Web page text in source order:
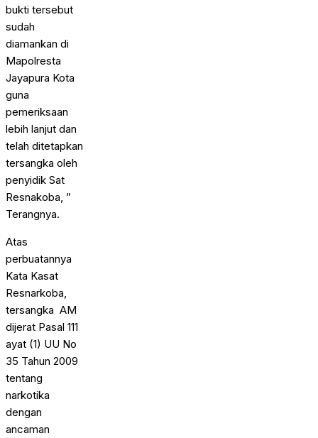
bukti tersebut
sudah
diamankan di
Mapolresta
Jayapura Kota
guna
pemeriksaan
lebih lanjut dan
telah ditetapkan
tersangka oleh
penyidik Sat
Resnakoba, ”
Terangnya.
Atas
perbuatannya
Kata Kasat
Resnarkoba,
tersangka AM
dijerat Pasal 111
ayat (1) UU No
35 Tahun 2009
tentang
narkotika
dengan
ancaman